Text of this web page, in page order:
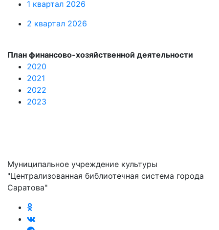
1 квартал 2026
2 квартал 2026
План финансово-хозяйственной деятельности
2020
2021
2022
2023
Муниципальное учреждение культуры
"Централизованная библиотечная система города
Саратова"